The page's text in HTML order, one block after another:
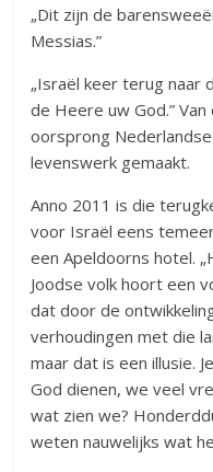
„Dit zijn de
Messias.”
„Israël keer terug naar
de Heere uw God.”
oorsprong
levenswerk gemaakt.
Anno 2011 is die
voor Israël eens
een Apeldoorns hotel.
Joodse volk hoort een
dat door de
verhoudingen met die
maar dat is een illusie.
God dienen, we veel
wat zien we?
weten nauwelijks wat